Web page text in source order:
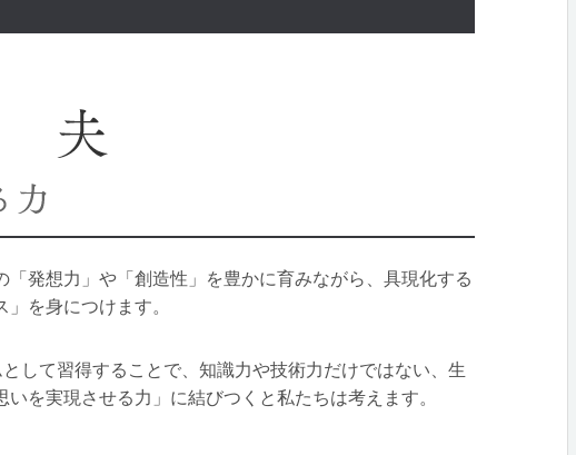
「発想力」や「創造性」を豊かに育みながら、具現化する
を身につけます。
して習得することで、知識力や技術力だけではない、生
を実現させる力」に結びつくと私たちは考えます。